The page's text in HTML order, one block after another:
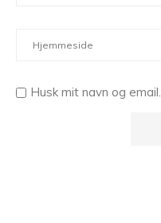
Husk mit navn og email.